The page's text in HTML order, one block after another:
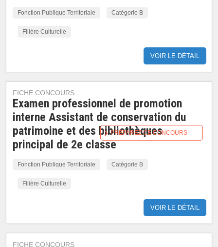
Fonction Publique Territoriale Catégorie B
Filière Culturelle
VOIR LE DÉTAIL
FICHE CONCOURS
Examen professionnel de promotion
interne Assistant de conservation du
patrimoine et des bibliothèques
principal de 2e classe
Fonction Publique Territoriale Catégorie B
Filière Culturelle
VOIR LE DÉTAIL
PRÉPAREZ CE CONCOURS
FICHE CONCOURS